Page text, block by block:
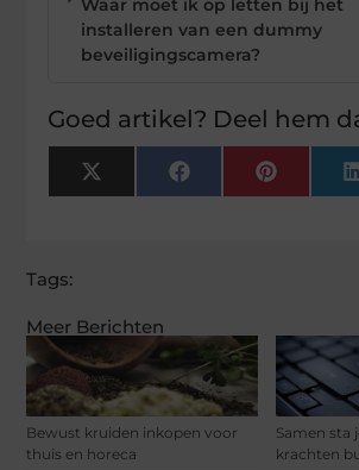
Meer Berichten
Bewust kruiden inkopen voor
thuis en horeca
Samen sta
krachten
Waar moet ik op letten bij het
installeren van een dummy
beveiligingscamera?
Goed artikel? Deel hem
X
(Twitter)
FacebookPinterest
Tags: